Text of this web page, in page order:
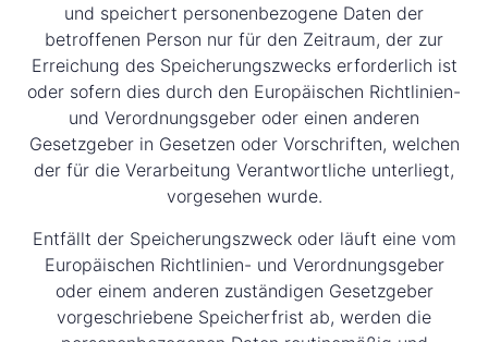
und speichert personenbezogene Daten der
betroffenen Person nur für den Zeitraum, der zur
Erreichung des Speicherungszwecks erforderlich ist
oder sofern dies durch den Europäischen Richtlinien-
und Verordnungsgeber oder einen anderen
Gesetzgeber in Gesetzen oder Vorschriften, welchen
der für die Verarbeitung Verantwortliche unterliegt,
vorgesehen wurde.
Entfällt der Speicherungszweck oder läuft eine vom
Europäischen Richtlinien- und Verordnungsgeber
oder einem anderen zuständigen Gesetzgeber
vorgeschriebene Speicherfrist ab, werden die